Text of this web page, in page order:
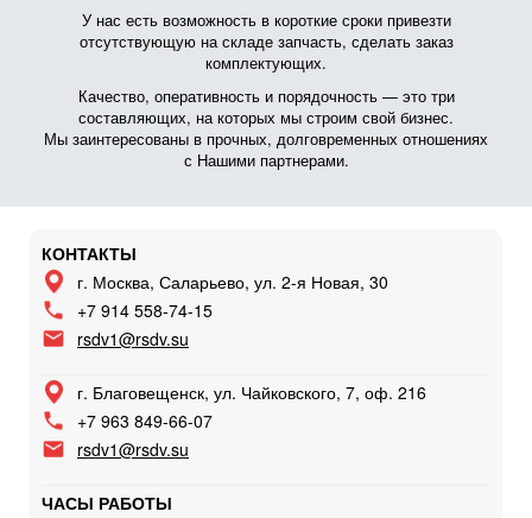
У нас есть возможность в короткие сроки привезти
отсутствующую на складе запчасть, сделать заказ
комплектующих.
Качество, оперативность и порядочность — это три
составляющих, на которых мы строим свой бизнес.
Мы заинтересованы в прочных, долговременных отношениях
с Нашими партнерами.
КОНТАКТЫ
г. Москва, Саларьево, ул. 2-я Новая, 30
+7 914 558-74-15
rsdv1@rsdv.su
г. Благовещенск, ул. Чайковского, 7, оф. 216
+7 963 849-66-07
rsdv1@rsdv.su
ЧАСЫ РАБОТЫ